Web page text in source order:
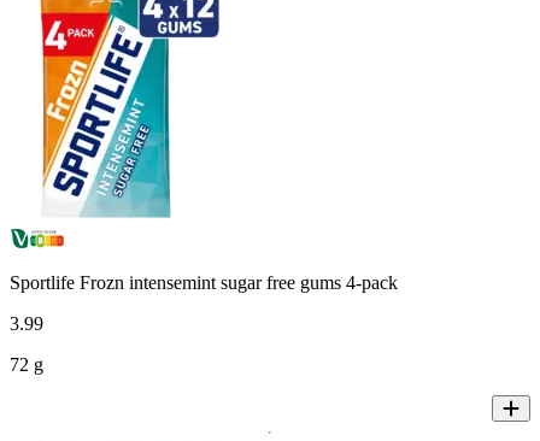
Sportlife Frozn intensemint sugar free gums 4-pack
3.99
72 g